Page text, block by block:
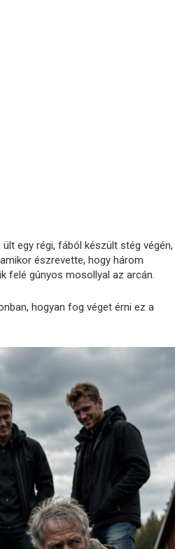
egy régi, fából készült stég végén,
észrevette, hogy három
felé gúnyos mosollyal az arcán.
hogyan fog véget érni ez a